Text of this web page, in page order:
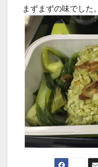
まずまずの味でした。